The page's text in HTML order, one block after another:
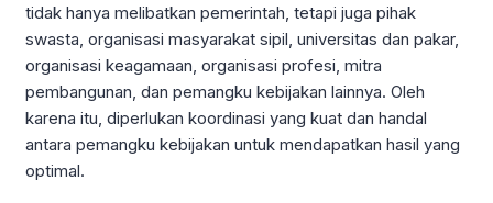
tidak hanya melibatkan pemerintah, tetapi juga pihak
swasta, organisasi masyarakat sipil, universitas dan pakar,
organisasi keagamaan, organisasi profesi, mitra
pembangunan, dan pemangku kebijakan lainnya. Oleh
karena itu, diperlukan koordinasi yang kuat dan handal
antara pemangku kebijakan untuk mendapatkan hasil yang
optimal.